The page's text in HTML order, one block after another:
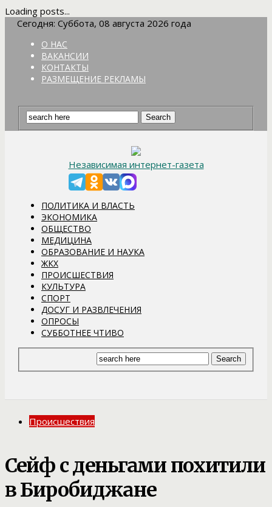
Loading posts...
Сегодня: Суббота, 08 августа 2026 года
О НАС
ВАКАНСИИ
КОНТАКТЫ
РАЗМЕЩЕНИЕ РЕКЛАМЫ
Независимая интернет-газета
ПОЛИТИКА И ВЛАСТЬ
ЭКОНОМИКА
ОБЩЕСТВО
МЕДИЦИНА
ОБРАЗОВАНИЕ И НАУКА
ЖКХ
ПРОИСШЕСТВИЯ
КУЛЬТУРА
СПОРТ
ДОСУГ И РАЗВЛЕЧЕНИЯ
ОПРОСЫ
СУББОТНЕЕ ЧТИВО
Происшествия
Сейф с деньгами похитили
в Биробиджане